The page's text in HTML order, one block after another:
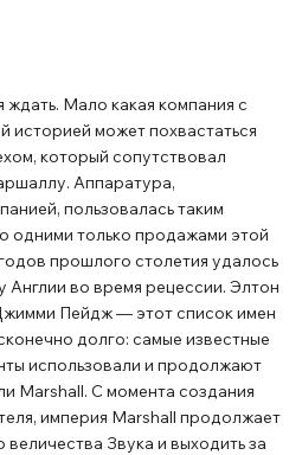
не содержит ПВХ, 60%
использованной
подхода, сохраняя при этом
наследие бренда.
ЛЮБОМ МЕСТЕ С ПОМОЩЬЮ
колонка с
размещения. Поставьте
к какому-либо предмету или
с резинового ремешка на
С помощью
убедитесь, что ваш голос
и отклоняйте вызовы с
на передней панели ручки
общением в режиме
ждать. Мало какая компания с
историей может похвастаться
который сопутствовал
Аппаратура,
пользовалась таким
одними только продажами этой
прошлого столетия удалось
Англии во время рецессии. Элтон
Пейдж — этот список имен
долго: самые известные
использовали и продолжают
Marshall. С момента создания
империя Marshall продолжает
Звука и выходить за